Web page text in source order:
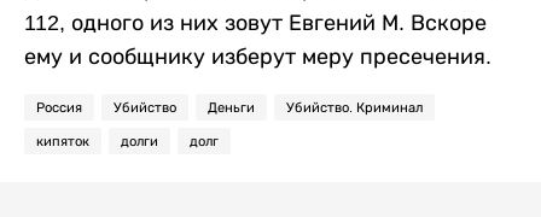
112, одного из них зовут Евгений М. Вскоре
ему и сообщнику изберут меру пресечения.
Россия Убийство Деньги Убийство. Криминал
кипяток долги долг